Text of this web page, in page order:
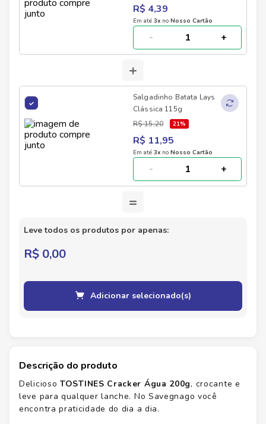
R$ 4,39
Em até 3x no Nosso Cartão
- +
+
Salgadinho Batata Lays
Clássica 115g
R$ 15,20
21%
R$ 11,95
Em até 3x no Nosso Cartão
- +
=
Leve todos os produtos por apenas:
R$ 0,00
Adicionar selecionado(s)
Descrição do produto
Delicioso TOSTINES Cracker Água 200g, crocante e
leve para qualquer lanche. No Savegnago você
encontra praticidade do dia a dia.